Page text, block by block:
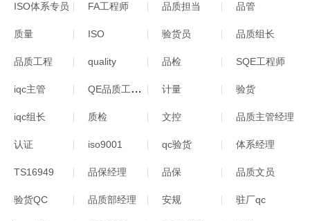
ISO体系专员 FA工程师 品质担当 品管
质量 ISO 验货员 品质组长
品质工程 quality 品检 SQE工程师
iqc主管 QE品质工程师 计量 验货
iqc组长 质检 文控 品质主管经理
认证 iso9001 qc验货 体系经理
TS16949 品保经理 品保 品质文员
验货QC 品质部经理 安规 驻厂qc